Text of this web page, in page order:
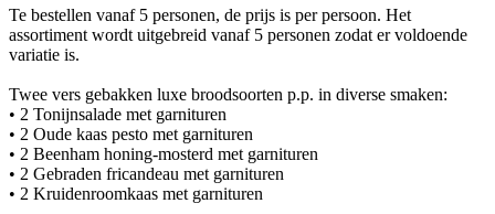
Te bestellen vanaf 5 personen, de prijs is per persoon. Het
assortiment wordt uitgebreid vanaf 5 personen zodat er voldoende
variatie is.
Twee vers gebakken luxe broodsoorten p.p. in diverse smaken:
• 2 Tonijnsalade met garnituren
• 2 Oude kaas pesto met garnituren
• 2 Beenham honing-mosterd met garnituren
• 2 Gebraden fricandeau met garnituren
• 2 Kruidenroomkaas met garnituren